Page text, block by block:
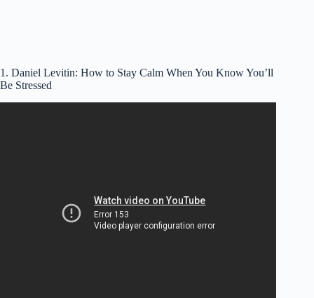
1. Daniel Levitin: How to Stay Calm When You Know You’ll
Be Stressed